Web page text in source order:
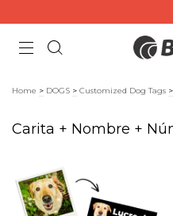
Home > DOGS > Customized Dog Tags >
Carita + Nombre +